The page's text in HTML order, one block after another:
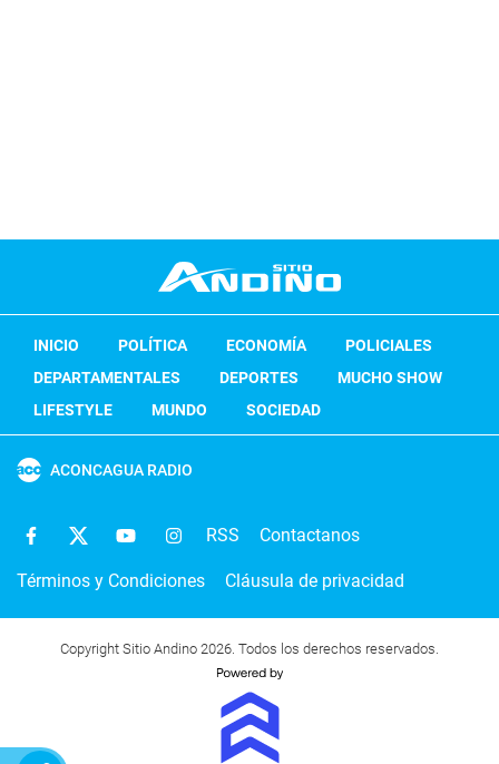
INICIO POLÍTICA ECONOMÍA
POLICIALES
DEPARTAMENTALES
DEPORTES
MUCHO SHOW
LIFESTYLE
MUNDO SOCIEDAD
ACONCAGUA RADIO
RSS Contactanos
Términos y Condiciones Cláusula de privacidad
Copyright Sitio Andino 2026. Todos los derechos reservados.